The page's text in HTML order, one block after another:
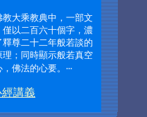
大乘教典中，一部文
以二百六十個字，濃
尊二十二年般若談的
；同時顯示般若真空
佛法的心要。‧‧‧
講義